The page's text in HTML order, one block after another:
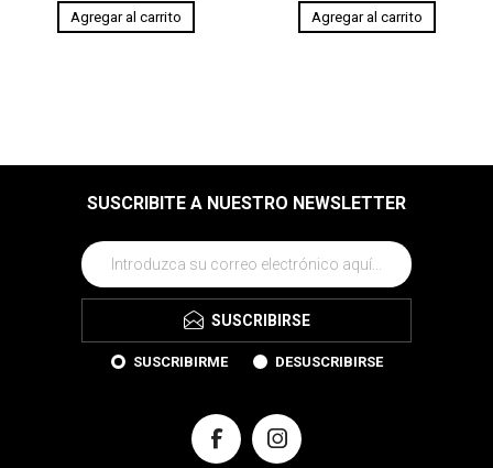
SUSCRIBITE A NUESTRO NEWSLETTER
SUSCRIBIRSE
SUSCRIBIRME DESUSCRIBIRSE